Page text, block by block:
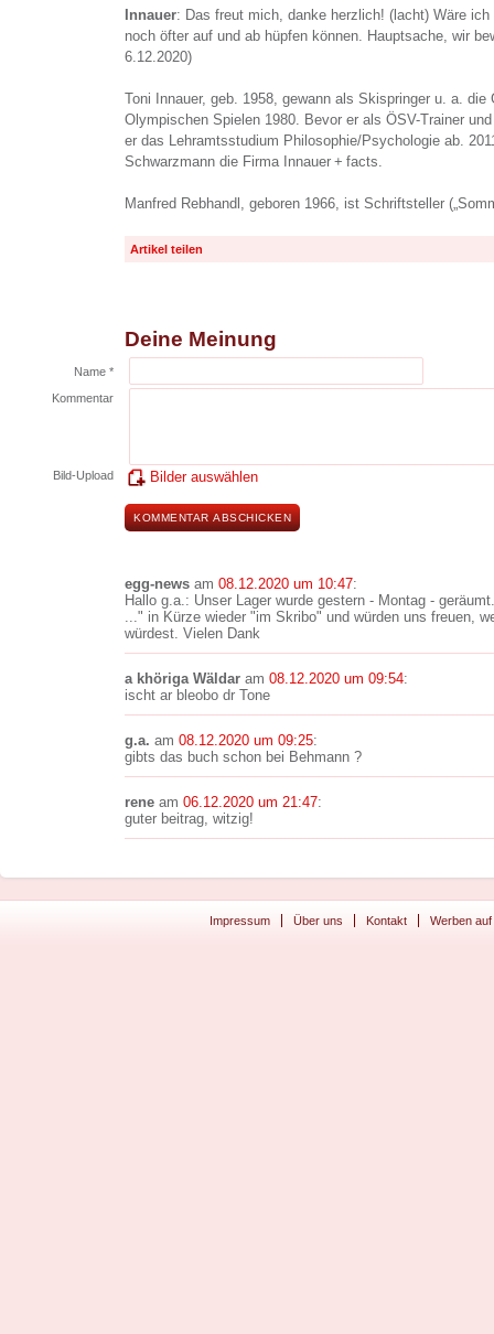
Innauer: Das freut mich, danke herzlich! (lacht) Wäre
noch öfter auf und ab hüpfen können. Hauptsache, wir
6.12.2020)
Toni Innauer, geb. 1958, gewann als Skispringer u. a. die
Olympischen Spielen 1980. Bevor er als ÖSV-Trainer
er das Lehramtsstudium Philosophie/Psychologie ab.
Schwarzmann die Firma Innauer + facts.
Manfred Rebhandl, geboren 1966, ist Schriftsteller
Artikel teilen
Deine Meinung
Name *
Kommentar
Bild-Upload Bilder auswählen
egg-news am 08.12.2020 um 10:47:
Hallo g.a.: Unser Lager wurde gestern - Montag -
..." in Kürze wieder "im Skribo" und würden uns freuen,
würdest. Vielen Dank
a khöriga Wäldar am 08.12.2020 um 09:54:
ischt ar bleobo dr Tone
g.a. am 08.12.2020 um 09:25:
gibts das buch schon bei Behmann ?
rene am 06.12.2020 um 21:47:
guter beitrag, witzig!
Impressum Über uns Kontakt Werben